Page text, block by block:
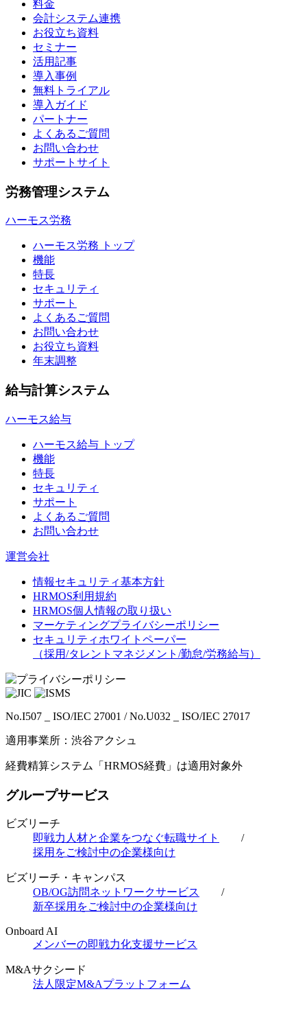
料金
会計システム連携
お役立ち資料
セミナー
活用記事
導入事例
無料トライアル
導入ガイド
パートナー
よくあるご質問
お問い合わせ
サポートサイト
労務管理システム
ハーモス労務
ハーモス労務 トップ
機能
特長
セキュリティ
サポート
よくあるご質問
お問い合わせ
お役立ち資料
年末調整
給与計算システム
ハーモス給与
ハーモス給与 トップ
機能
特長
セキュリティ
サポート
よくあるご質問
お問い合わせ
運営会社
情報セキュリティ基本方針
HRMOS利用規約
HRMOS個人情報の取り扱い
マーケティングプライバシーポリシー
セキュリティホワイトペーパー
（採用/タレントマネジメント/勤怠/労務給与）
No.I507 _ ISO/IEC 27001 / No.U032 _ ISO/IEC 27017
適用事業所：渋谷アクシュ
経費精算システム「HRMOS経費」は適用対象外
グループサービス
ビズリーチ
即戦力人材と企業をつなぐ転職サイト
/
採用をご検討中の企業様向け
ビズリーチ・キャンパス
OB/OG訪問ネットワークサービス
/
新卒採用をご検討中の企業様向け
Onboard AI
メンバーの即戦力化支援サービス
M&Aサクシード
法人限定M&Aプラットフォーム